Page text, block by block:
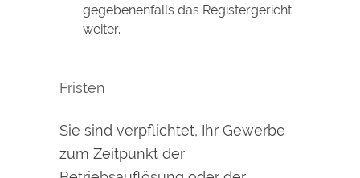
gegebenenfalls das Registergericht
weiter.
Fristen
Sie sind verpflichtet, Ihr Gewerbe
zum Zeitpunkt der